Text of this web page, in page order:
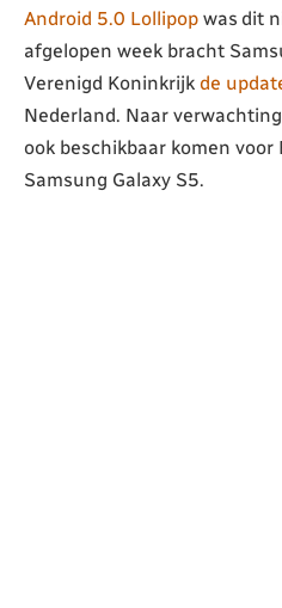
Android 5.0 Lollipop was dit
afgelopen week bracht
Verenigd Koninkrijk de
Nederland. Naar
ook beschikbaar komen
Samsung Galaxy S5.